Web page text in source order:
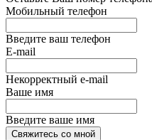
Мобильный телефон
Введите ваш телефон
E-mail
Некорректный e-mail
Ваше имя
Введите ваше имя
Свяжитесь со мной